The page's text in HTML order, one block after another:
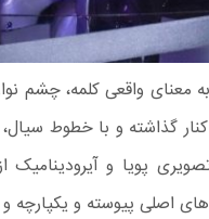
طراحی بیرونی خودرو کانسپت آرک‌ فاکس ۷۷ به معنای
گذاشته و با خطوط سیال،
پویا و آیرودینامیک
اصلی پیوسته و یکپارچه